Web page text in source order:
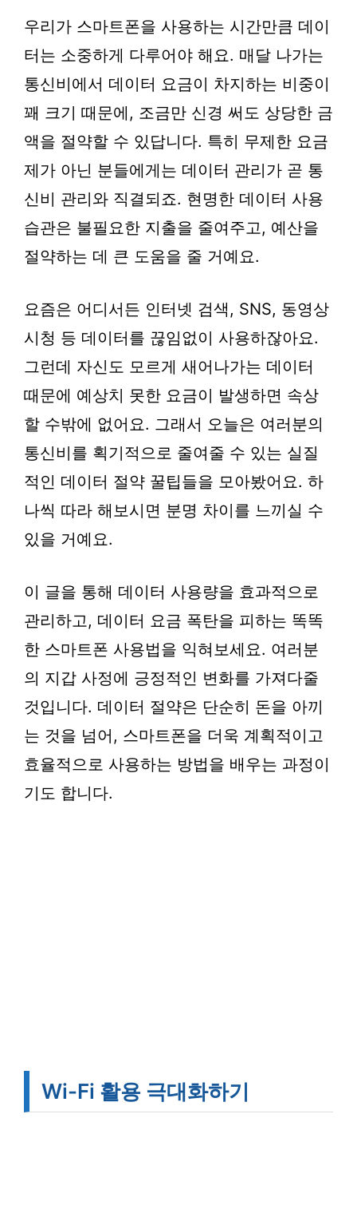
우리가 스마트폰을 사용하는 시간만큼 데이
터는 소중하게 다루어야 해요. 매달 나가는
통신비에서 데이터 요금이 차지하는 비중이
꽤 크기 때문에, 조금만 신경 써도 상당한 금
액을 절약할 수 있답니다. 특히 무제한 요금
제가 아닌 분들에게는 데이터 관리가 곧 통
신비 관리와 직결되죠. 현명한 데이터 사용
습관은 불필요한 지출을 줄여주고, 예산을
절약하는 데 큰 도움을 줄 거예요.
요즘은 어디서든 인터넷 검색, SNS, 동영상
시청 등 데이터를 끊임없이 사용하잖아요.
그런데 자신도 모르게 새어나가는 데이터
때문에 예상치 못한 요금이 발생하면 속상
할 수밖에 없어요. 그래서 오늘은 여러분의
통신비를 획기적으로 줄여줄 수 있는 실질
적인 데이터 절약 꿀팁들을 모아봤어요. 하
나씩 따라 해보시면 분명 차이를 느끼실 수
있을 거예요.
이 글을 통해 데이터 사용량을 효과적으로
관리하고, 데이터 요금 폭탄을 피하는 똑똑
한 스마트폰 사용법을 익혀보세요. 여러분
의 지갑 사정에 긍정적인 변화를 가져다줄
것입니다. 데이터 절약은 단순히 돈을 아끼
는 것을 넘어, 스마트폰을 더욱 계획적이고
효율적으로 사용하는 방법을 배우는 과정이
기도 합니다.
Wi-Fi 활용 극대화하기